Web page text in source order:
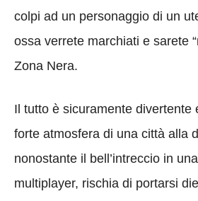
colpi ad un personaggio di un
ossa verrete marchiati e sarete
Zona Nera.
Il tutto è sicuramente divertente
forte atmosfera di una città alla
nonostante il bell’intreccio in
multiplayer, rischia di portarsi